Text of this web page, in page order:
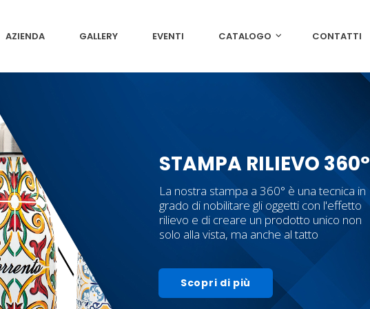
AZIENDA GALLERY EVENTI CATALOGO CONTATTI
STAMPA RILIEVO 360°
Scopri di più
La nostra stampa a 360° è una tecnica in
grado di nobilitare gli oggetti con l'effetto
rilievo e di creare un prodotto unico non
solo alla vista, ma anche al tatto